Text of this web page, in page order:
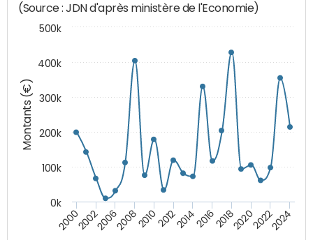
Montants (€)
(Source : JDN d'après ministère de l'Economie)
200020022006200820102012201420162018202020222024
0k
100k
200k
300k
400k
500k